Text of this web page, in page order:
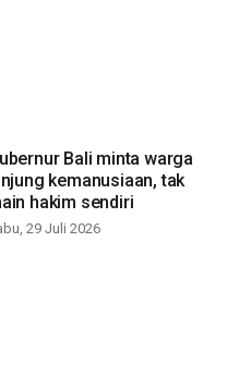
Bali minta warga
kemanusiaan, tak
hakim sendiri
29 Juli 2026